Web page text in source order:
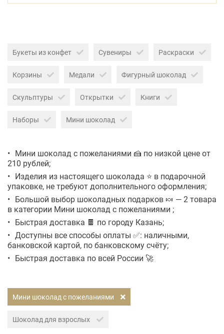
Букеты из конфет Сувениры Раскраски
Корзины Медали Фигурный шоколад
Скульптуры Открытки Книги
Наборы Мини шоколад
Мини шоколад с пожеланиями 🍰 по низкой цене от
210 рублей;
Изделия из настоящего шоколада ⭐ в подарочной
упаковке, не требуют дополнительного оформления;
Большой выбор шоколадных подарков 🍬 — 2 товара
в категории Мини шоколад с пожеланиями ;
Быстрая доставка 🍫 по городу Казань;
Доступны все способы оплаты ✅: наличными,
банковской картой, по банковскому счёту;
Быстрая доставка по всей России 🚀
Мини шоколад с пожеланиями
Шоколад для взрослых